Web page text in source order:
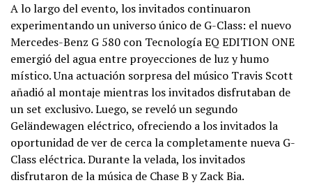
A lo largo del evento, los invitados continuaron
experimentando un universo único de G-Class: el nuevo
Mercedes-Benz G 580 con Tecnología EQ EDITION ONE
emergió del agua entre proyecciones de luz y humo
místico. Una actuación sorpresa del músico Travis Scott
añadió al montaje mientras los invitados disfrutaban de
un set exclusivo. Luego, se reveló un segundo
Geländewagen eléctrico, ofreciendo a los invitados la
oportunidad de ver de cerca la completamente nueva G-
Class eléctrica. Durante la velada, los invitados
disfrutaron de la música de Chase B y Zack Bia.